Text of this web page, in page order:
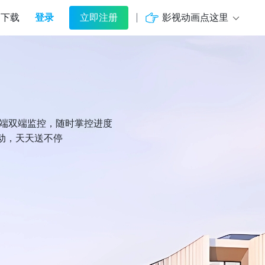
下载 登录 立即注册 影视动画点这里
双端监控，随时掌控进度
，天天送不停